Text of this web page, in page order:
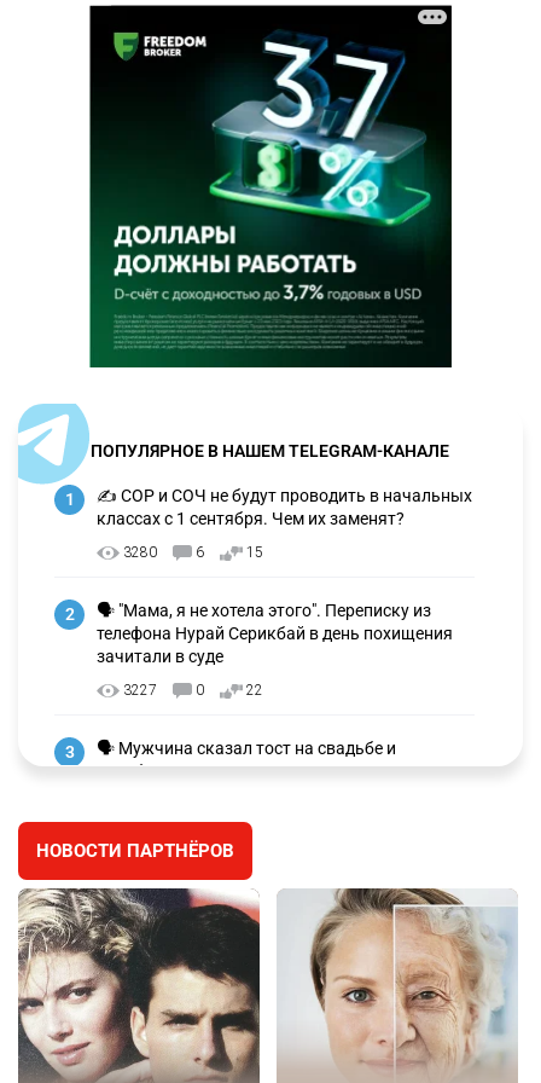
ПОПУЛЯРНОЕ В НАШЕМ TELEGRAM-КАНАЛЕ
1
✍️ СОР и СОЧ не будут проводить в начальных
классах с 1 сентября. Чем их заменят?
3280 6 15
2
🗣 "Мама, я не хотела этого". Переписку из
телефона Нурай Серикбай в день похищения
зачитали в суде
3227 0 22
3
🗣 Мужчина сказал тост на свадьбе и
заработал уголовное дело
🐏 Скота больше, а мясо дороже. Почему в
Казахстане продолжают расти цены на
баранину и конину
2675
5
⚠️ Доброе утро, друзья! Предлагаем обзор
главных новостей за 4 августа
2784 0 1
НОВОСТИ ПАРТНЁРОВ